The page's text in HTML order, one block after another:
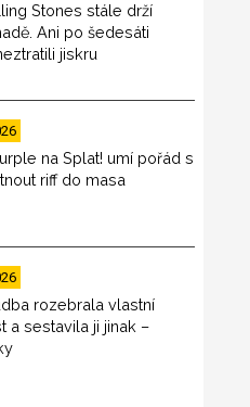
Stones stále drží
Ani po šedesáti
jiskru
na Splat! umí pořád s
riff do masa
rozebrala vlastní
a sestavila ji jinak –